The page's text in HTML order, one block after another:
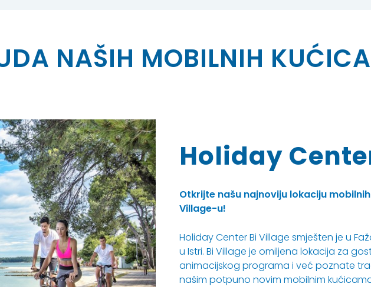
NAŠIH MOBILNIH KUĆICA
Holiday
Otkrijte našu najnoviju lokaciju
Village-u!
Holiday Center Bi Village smješten je u
u Istri. Bi Village je omiljena lokacija za
animacijskog programa i već poznate
našim potpuno novim mobilnim